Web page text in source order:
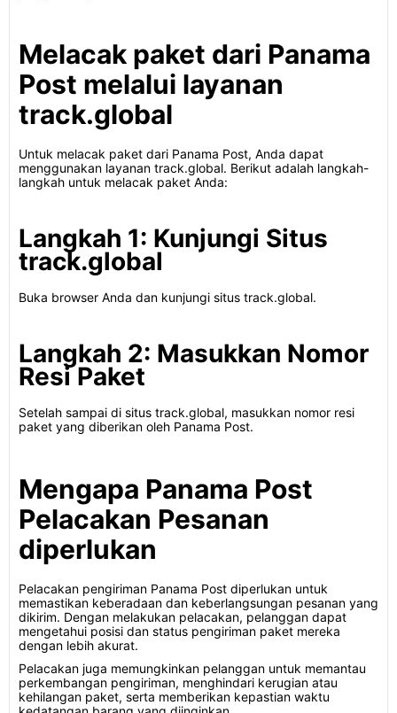
Melacak paket dari Panama
Post melalui layanan
track.global
Untuk melacak paket dari Panama Post, Anda dapat
menggunakan layanan track.global. Berikut adalah langkah-
langkah untuk melacak paket Anda:
Langkah 1: Kunjungi Situs
track.global
Buka browser Anda dan kunjungi situs track.global.
Langkah 2: Masukkan Nomor
Resi Paket
Setelah sampai di situs track.global, masukkan nomor resi
paket yang diberikan oleh Panama Post.
Mengapa Panama Post
Pelacakan Pesanan
diperlukan
Pelacakan pengiriman Panama Post diperlukan untuk
memastikan keberadaan dan keberlangsungan pesanan yang
dikirim. Dengan melakukan pelacakan, pelanggan dapat
mengetahui posisi dan status pengiriman paket mereka
dengan lebih akurat.
Pelacakan juga memungkinkan pelanggan untuk memantau
perkembangan pengiriman, menghindari kerugian atau
kehilangan paket, serta memberikan kepastian waktu